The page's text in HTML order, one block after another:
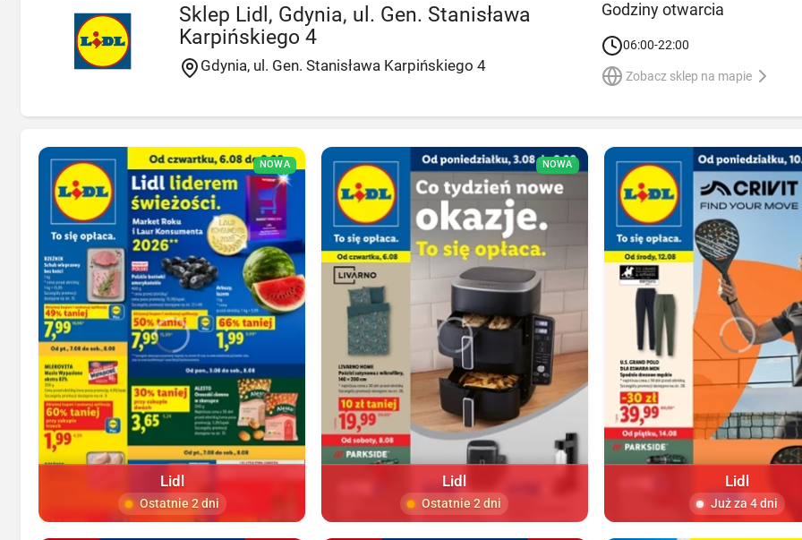
Sklep Lidl, Gdynia, ul. Gen. Stanisława
Karpińskiego 4
Gdynia, ul. Gen. Stanisława Karpińskiego 4
Godziny otwarcia
06:00-22:00
Zobacz sklep na mapie
NOWA
Lidl
Ostatnie 2 dni
NOWA
Lidl
Ostatnie 2 dni
Lidl
Już za 4 dni